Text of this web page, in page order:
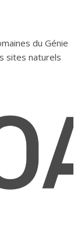
du Génie
sites naturels